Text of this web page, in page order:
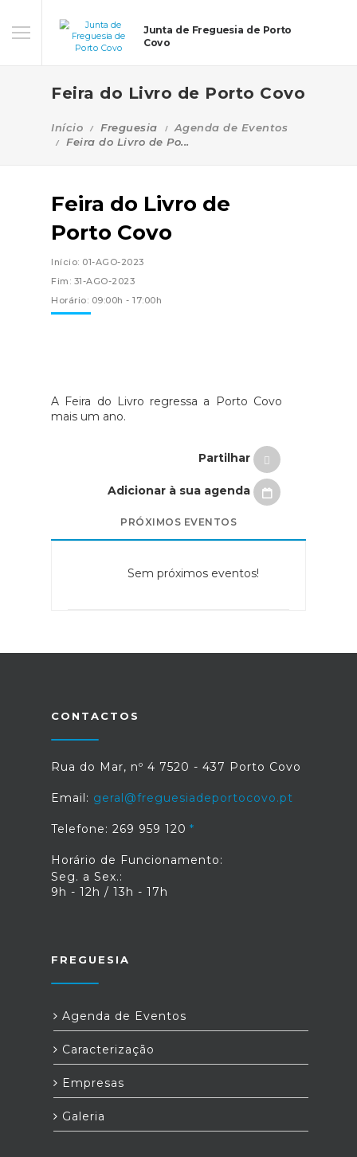
Junta de Freguesia de Porto
Covo
Feira do Livro de Porto Covo
Início Freguesia
Agenda de Eventos
Feira do Livro de Po...
Feira do Livro de
Porto Covo
Início: 01-AGO-2023
Fim: 31-AGO-2023
Horário: 09:00h - 17:00h
A Feira do Livro regressa a Porto Covo
mais um ano.
Partilhar
Adicionar à sua agenda
PRÓXIMOS EVENTOS
Sem próximos eventos!
CONTACTOS
Rua do Mar, nº 4 7520 - 437 Porto Covo
Email: geral@freguesiadeportocovo.pt
Telefone: 269 959 120
Horário de Funcionamento:
Seg. a Sex.:
9h - 12h / 13h - 17h
FREGUESIA
Agenda de Eventos
Caracterização
Empresas
Galeria